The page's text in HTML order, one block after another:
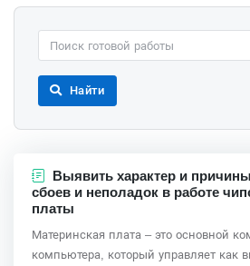
Найти
Выявить характер и
сбоев и неполадок в работе
платы
Материнская плата – это основной
компьютера, который управляет как